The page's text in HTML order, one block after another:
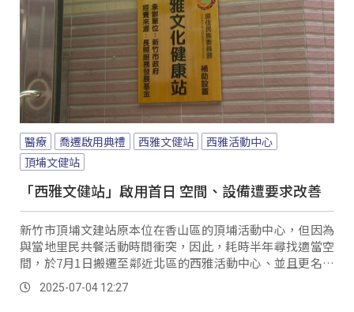
醫療 喬遷啟用典禮 西雅文健站
西雅活動中心
頂埔文健站
「西雅文健站」啟用首日 空間、設備遭要求改善
新竹市頂埔文建站原本位在香山區的頂埔活動中心，但因為
與當地里民共餐活動時間衝突，因此，耗時半年尋找適當空
間，於7月1日搬遷至鄰近北區的西雅活動中心、並且更名為
西雅文健站；搬遷首日舉行喬遷餐會，不過面對新的環境，
不僅場地面積減半，還衍生出許多問題。
2025-07-04 12:27